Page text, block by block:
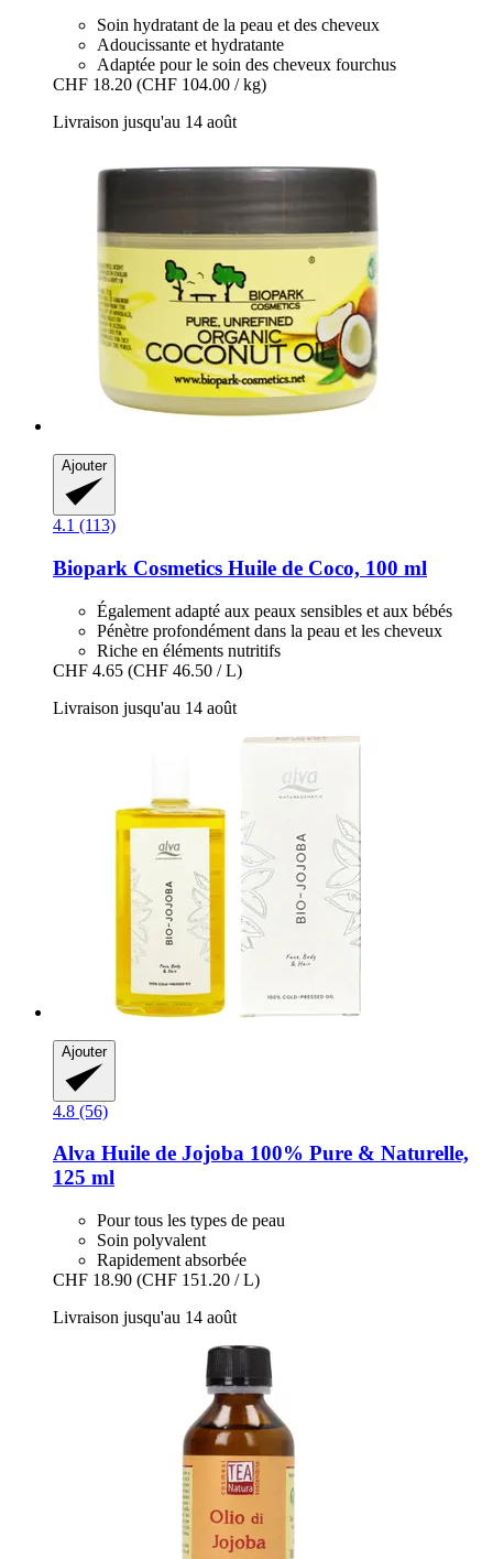
Soin hydratant de la peau et des cheveux
Adoucissante et hydratante
Adaptée pour le soin des cheveux fourchus
CHF 18.20 (CHF 104.00 / kg)
Livraison jusqu'au 14 août
Ajouter
4.1 (113)
Biopark Cosmetics Huile de Coco, 100 ml
Également adapté aux peaux sensibles et aux bébés
Pénètre profondément dans la peau et les cheveux
Riche en éléments nutritifs
CHF 4.65 (CHF 46.50 / L)
Livraison jusqu'au 14 août
Ajouter
4.8 (56)
Alva Huile de Jojoba 100% Pure & Naturelle,
125 ml
Pour tous les types de peau
Soin polyvalent
Rapidement absorbée
CHF 18.90 (CHF 151.20 / L)
Livraison jusqu'au 14 août